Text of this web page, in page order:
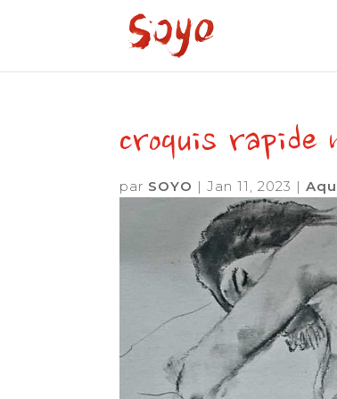
croquis rapide
par SOYO |Jan 11, 2023 |